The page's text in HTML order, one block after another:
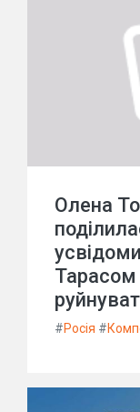
Олена
#Росія #